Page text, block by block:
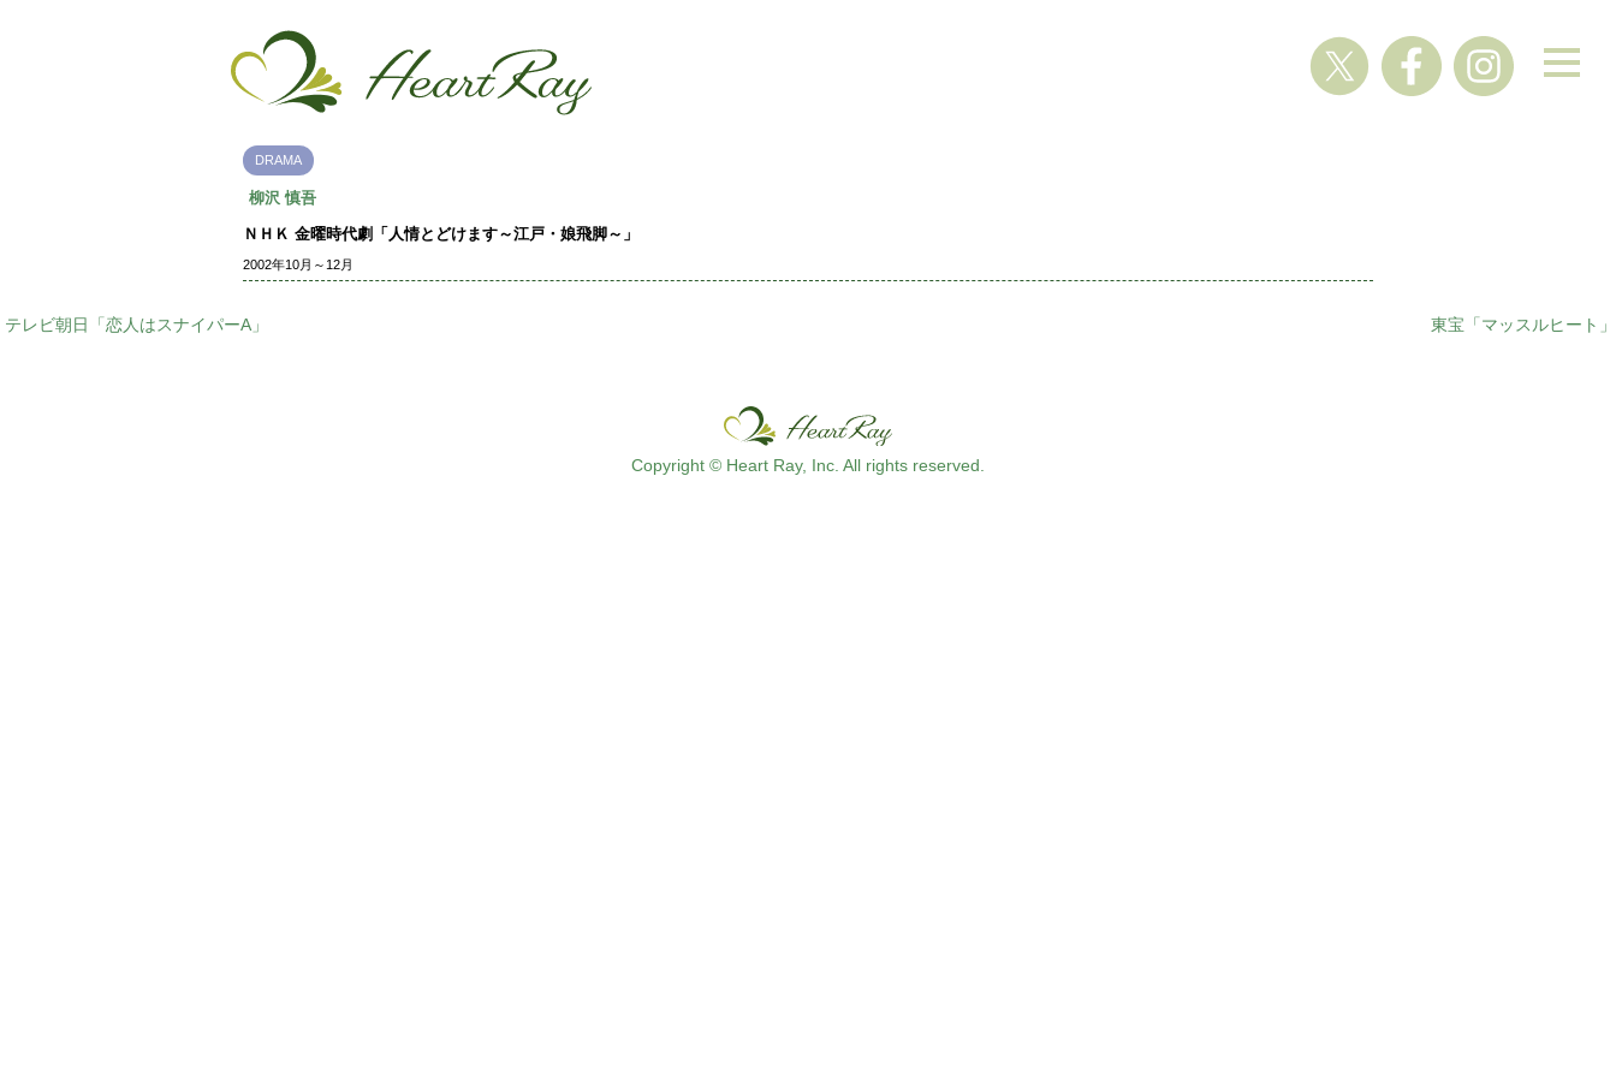
DRAMA
柳沢 慎吾
ＮＨＫ 金曜時代劇「人情とどけます～江戸・娘飛脚～」
2002年10月～12月
テレビ朝日「恋人はスナイパーA」 東宝「マッスルヒート」
Copyright © Heart Ray, Inc. All rights reserved.